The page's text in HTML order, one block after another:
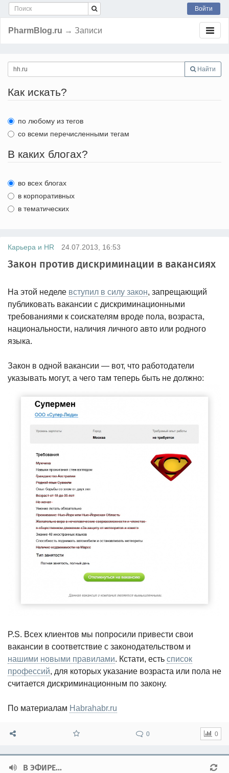
Войти
PharmBlog.ru → Записи
Найти
Как искать?
по любому из тегов
со всеми перечисленными тегам
В каких блогах?
во всех блогах
в корпоративных
в тематических
Карьера и HR 24.07.2013, 16:53
Закон против дискриминации в вакансиях
На этой неделе вступил в силу закон, запрещающий
публиковать вакансии с дискриминационными
требованиями к соискателям вроде пола, возраста,
национальности, наличия личного авто или родного
языка.
Закон в одной вакансии — вот, что работодатели
указывать могут, а чего там теперь быть не должно:
P.S. Всех клиентов мы попросили привести свои
вакансии в соответствие с законодательством и
нашими новыми правилами. Кстати, есть список
профессий, для которых указание возраста или пола не
считается дискриминационным по закону.
По материалам Habrahabr.ru
0 0
В ЭФИРЕ...